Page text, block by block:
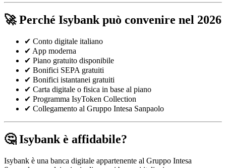
🚀 Perché Isybank può convenire nel 2026
✔ Conto digitale italiano
✔ App moderna
✔ Piano gratuito disponibile
✔ Bonifici SEPA gratuiti
✔ Bonifici istantanei gratuiti
✔ Carta digitale o fisica in base al piano
✔ Programma IsyToken Collection
✔ Collegamento al Gruppo Intesa Sanpaolo
🤔 Isybank è affidabile?
Isybank è una banca digitale appartenente al Gruppo Intesa